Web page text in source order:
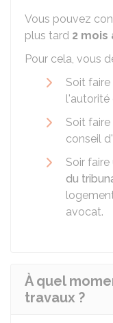
Vous pouvez
plus tard 2 mois
Pour cela, vous
Soit faire
l'autorité
Soit faire
conseil
Soir faire
du
avocat.
À quel
travaux ?